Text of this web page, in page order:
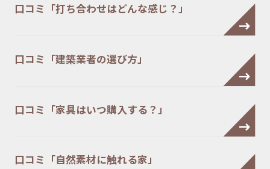
口コミ「打ち合わせはどんな感じ？」
口コミ「建築業者の選び方」
口コミ「家具はいつ購入する？」
口コミ「自然素材に触れる家」